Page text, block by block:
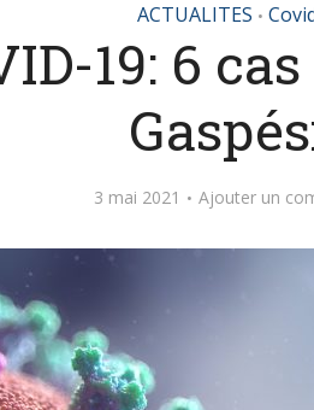
ACTUALITES •
19: 6
3 mai 2021 Ajouter un